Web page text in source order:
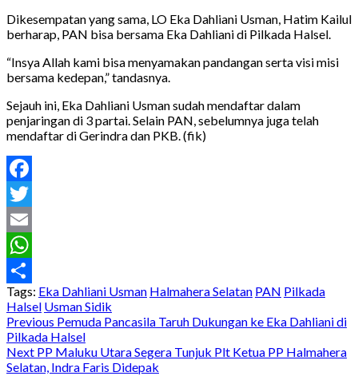
Dikesempatan yang sama, LO Eka Dahliani Usman, Hatim Kailul
berharap, PAN bisa bersama Eka Dahliani di Pilkada Halsel.
“Insya Allah kami bisa menyamakan pandangan serta visi misi
bersama kedepan,” tandasnya.
Sejauh ini, Eka Dahliani Usman sudah mendaftar dalam
penjaringan di 3 partai. Selain PAN, sebelumnya juga telah
mendaftar di Gerindra dan PKB. (fik)
Facebook
Twitter
Email
WhatsApp
Share
Tags: Eka Dahliani Usman Halmahera Selatan PAN Pilkada
Halsel Usman Sidik
Post
navigation
Previous Pemuda Pancasila Taruh Dukungan ke Eka Dahliani di
Pilkada Halsel
Next PP Maluku Utara Segera Tunjuk Plt Ketua PP Halmahera
Selatan, Indra Faris Didepak